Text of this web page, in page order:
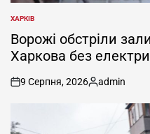
ОПУБЛІКУВАТИ
У
ХАРКІВ
Ворожі обстріли
Харкова без
on
9 Серпня, 2026
Опубліковано
admin